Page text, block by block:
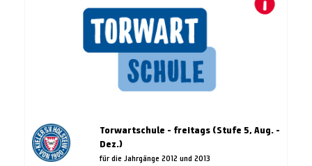
Torwartschule - freitags (Stufe 5, Aug. -
Dez.)
für die Jahrgänge 2012 und 2013